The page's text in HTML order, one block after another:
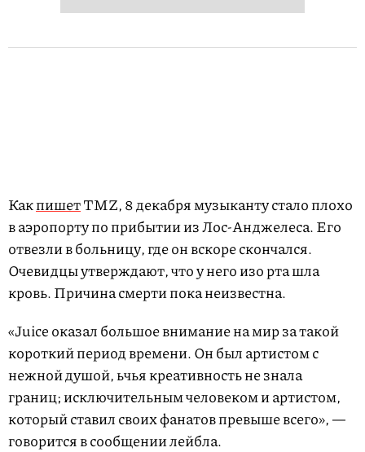
КакпишетTMZ, 8 декабря музыканту стало плохо
в аэропорту по прибытии из Лос-Анджелеса. Его
отвезли в больницу, где он вскоре скончался.
Очевидцы утверждают, что у него изо рта шла
кровь. Причина смерти пока неизвестна.
«Juice оказал большое внимание на мир за такой
короткий период времени. Он был артистом с
нежной душой, ьчья креативность не знала
границ; исключительным человеком и артистом,
который ставил своих фанатов превыше всего», —
говорится в сообщении лейбла.